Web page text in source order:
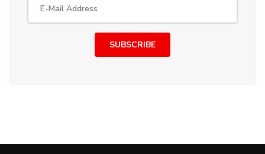
SUBSCRIBE